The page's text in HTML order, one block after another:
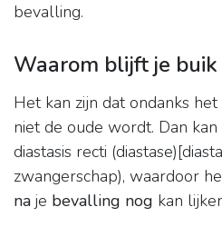
bevalling.
Waarom blijft je
Het kan zijn dat ondanks
niet de oude wordt. Dan
diastasis recti
zwangerschap), waardoor
na je bevalling nog kan